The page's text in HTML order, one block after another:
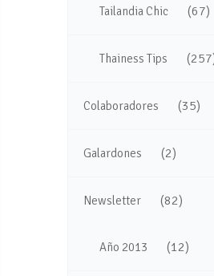
Tailandia Chic (67)
Thainess Tips
Colaboradores (35)
Galardones (2)
Newsletter (82)
Año 2013 (12)